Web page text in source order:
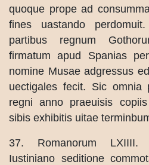
quoque prope ad
fines uastando
partibus regnum
firmatum apud Spanias
nomine Musae adgressus
uectigales fecit. Sic omnia
regni anno praeuisis
sibis exhibitis uitae
37. Romanorum LXIIII.
Iustiniano seditione